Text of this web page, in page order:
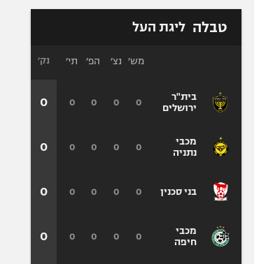
טבלה ליגת העל
בית"ר
ירושלים
מכבי
נתניה
בני סכנין
מכבי
חיפה
מש׳ נצ׳ הפ׳ תי׳
0
0
0
0
0
0
0
0
0
0
0
0
0
0
0
0
נק׳
0
0
0
0